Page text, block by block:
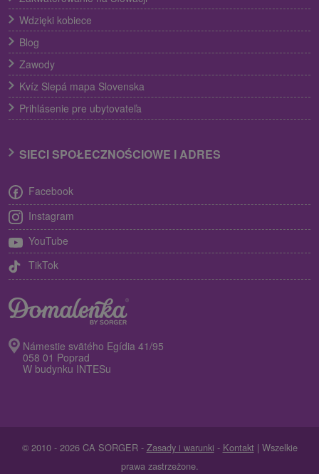
Wdzięki kobiece
Blog
Zawody
Kvíz Slepá mapa Slovenska
Prihlásenie pre ubytovateľa
SIECI SPOŁECZNOŚCIOWE I ADRES
Facebook
Instagram
YouTube
TikTok
Námestie svätého Egídia 41/95
058 01 Poprad
W budynku INTESu
© 2010 - 2026 CA SORGER - Zasady i warunki - Kontakt | Wszelkie
prawa zastrzeżone.